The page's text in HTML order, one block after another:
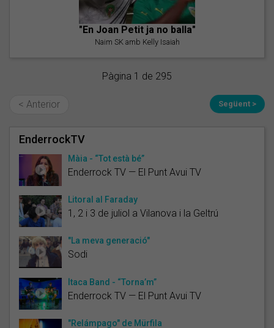
"En Joan Petit ja no balla"
Naim SK amb Kelly Isaiah
Pàgina 1 de 295
< Anterior Següent >
EnderrockTV
Màia - “Tot està bé”
Enderrock TV — El Punt Avui TV
Litoral al Faraday
1, 2 i 3 de juliol a Vilanova i la Geltrú
"La meva generació"
Sodi
Ítaca Band - “Torna’m”
Enderrock TV — El Punt Avui TV
"Relámpago" de Mürfila